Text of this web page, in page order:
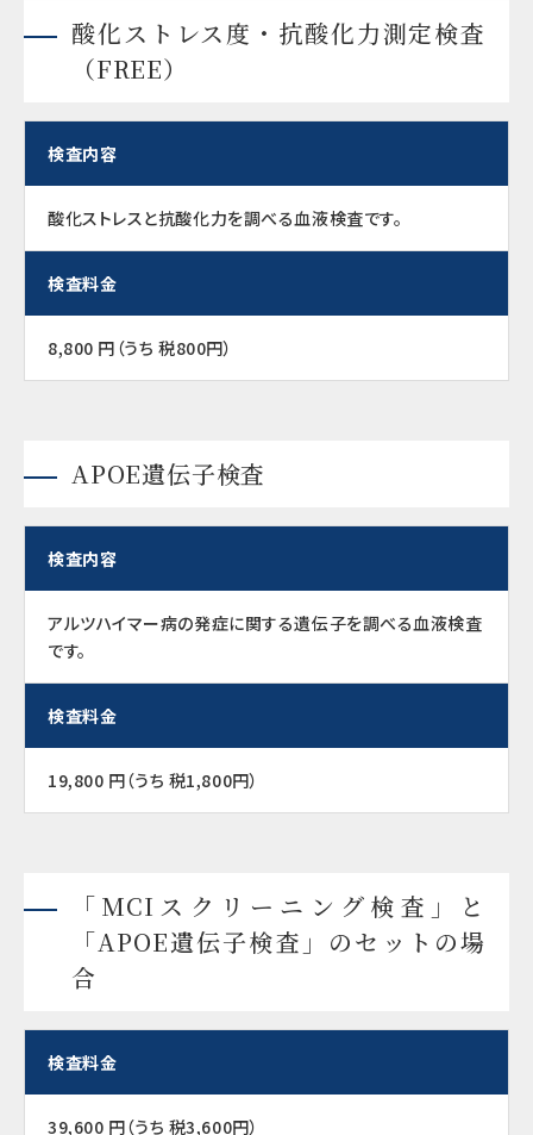
酸化ストレス度・抗酸化力測定検査
（FREE）
検査内容
酸化ストレスと抗酸化力を調べる血液検査です。
検査料金
8,800 円（うち 税800円）
APOE遺伝子検査
検査内容
アルツハイマー病の発症に関する遺伝子を調べる血液検査
です。
検査料金
19,800 円（うち 税1,800円）
「MCIスクリーニング検査」と
「APOE遺伝子検査」のセットの場
合
検査料金
39,600 円（うち 税3,600円）